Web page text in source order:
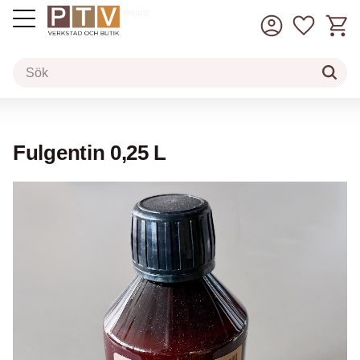
inkl. moms
Fulgentin 0,25 L